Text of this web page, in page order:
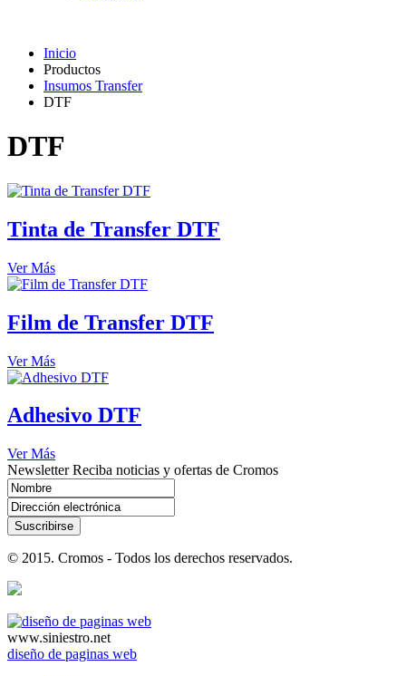
Inicio
Productos
Insumos Transfer
DTF
DTF
Tinta de Transfer DTF
Ver Más
Film de Transfer DTF
Ver Más
Adhesivo DTF
Ver Más
NewsletterReciba noticias y ofertas de Cromos
Suscribirse
© 2015. Cromos - Todos los derechos reservados.
www.siniestro.net
diseño de paginas web